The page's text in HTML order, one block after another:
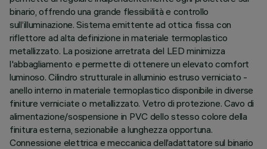
binario, offrendo una grande flessibilità e controllo
sull’illuminazione. Sistema emittente ad ottica fissa con
riflettore ad alta definizione in materiale termoplastico
metallizzato. La posizione arretrata del LED minimizza
l'abbagliamento e permette di ottenere un elevato comfort
luminoso. Cilindro strutturale in alluminio estruso verniciato -
anello interno in materiale termoplastico disponibile in diverse
finiture verniciate o metallizzato. Vetro di protezione. Cavo di
alimentazione/sospensione in PVC dello stesso colore della
finitura esterna, sezionabile a lunghezza opportuna.
Connessione elettrica e meccanica dell’adattatore sul binario